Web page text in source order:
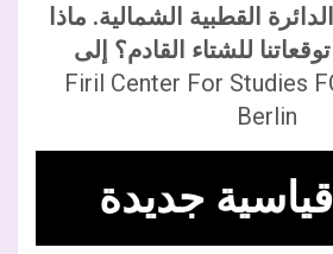
القطبية الشمالية. ماذا
للشتاء القادم؟ إلى
Firil Center For Studies
Berlin
قياسية جديدة